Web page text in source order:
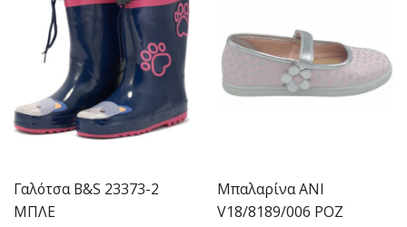
Γαλότσα B&S 23373-2
ΜΠΛΕ
Μπαλαρίνα ANI
V18/8189/006 ΡΟΖ